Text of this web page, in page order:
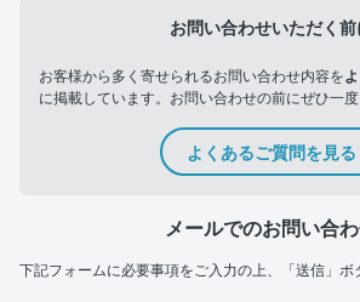
お問い合わせいただく
お客様から多く寄せられるお問い合わせ内容を
に掲載しています。お問い合わせの前にぜひ一度
よくあるご質問を見る
メールでのお問い合
下記フォームに必要事項をご入力の上、「送信」ボ